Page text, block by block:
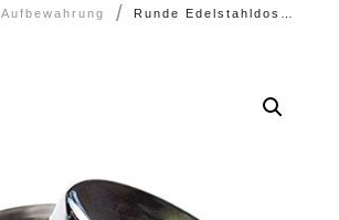
Aufbewahrung /